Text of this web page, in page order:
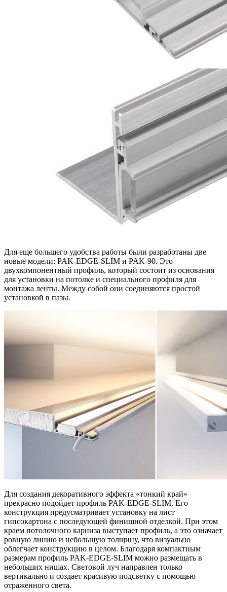
Для еще большего удобства работы были разработаны две
новые модели: PAK-EDGE-SLIM и PAK-90. Это
двухкомпонентный профиль, который состоит из основания
для установки на потолке и специального профиля для
монтажа ленты. Между собой они соединяются простой
установкой в пазы.
Для создания декоративного эффекта «тонкий край»
прекрасно подойдет профиль PAK-EDGE-SLIM. Его
конструкция предусматривает установку на лист
гипсокартона с последующей финишной отделкой. При этом
краем потолочного карниза выступает профиль, а это означает
ровную линию и небольшую толщину, что визуально
облегчает конструкцию в целом. Благодаря компактным
размерам профиль PAK-EDGE-SLIM можно размещать в
небольших нишах. Световой луч направлен только
вертикально и создает красивую подсветку с помощью
отраженного света.